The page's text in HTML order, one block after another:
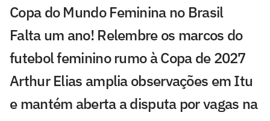
Copa do Mundo Feminina no Brasil
Falta um ano! Relembre os marcos do
futebol feminino rumo à Copa de 2027
Arthur Elias amplia observações em Itu
e mantém aberta a disputa por vagas na